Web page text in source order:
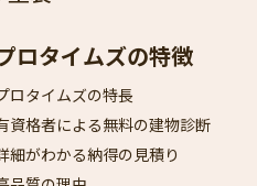
ロタイムズの特徴
ロタイムズの特長
資格者による無料の建物診断
細がわかる納得の見積り